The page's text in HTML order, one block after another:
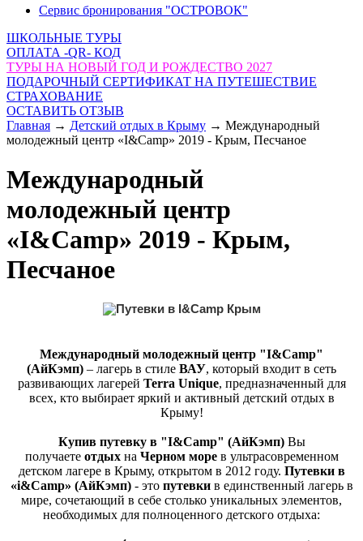
Сервис бронирования "ОСТРОВОК"
ШКОЛЬНЫЕ ТУРЫ
ОПЛАТА -QR- КОД
ТУРЫ НА НОВЫЙ ГОД И РОЖДЕСТВО 2027
ПОДАРОЧНЫЙ СЕРТИФИКАТ НА ПУТЕШЕСТВИЕ
СТРАХОВАНИЕ
ОСТАВИТЬ ОТЗЫВ
Главная → Детский отдых в Крыму → Международный
молодежный центр «I&Camp» 2019 - Крым, Песчаное
Международный
молодежный центр
«I&Camp» 2019 - Крым,
Песчаное
Международный молодежный центр "I&Camp"
(АйКэмп) – лагерь в стиле ВАУ, который входит в сеть
развивающих лагерей Terra Unique, предназначенный для
всех, кто выбирает яркий и активный детский отдых в
Крыму!
Купив путевку в "I&Camp" (АйКэмп)Вы
получаете отдыхна Черном морев ультрасовременном
детском лагере в Крыму, открытом в 2012 году. Путевки в
«i&Camp» (АйКэмп)- это путевкив единственный лагерь в
мире, сочетающий в себе столько уникальных элементов,
необходимых для полноценного детского отдыха: